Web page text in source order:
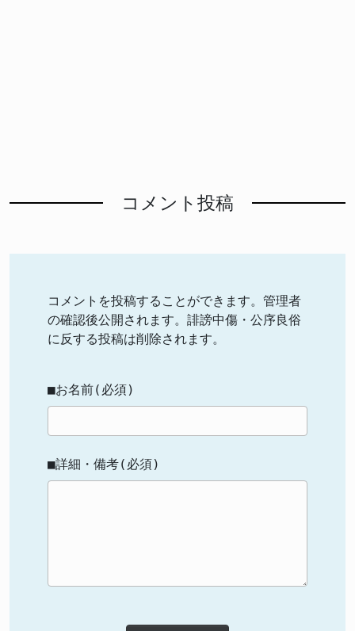
コメント投稿
コメントを投稿することができます。管理者
の確認後公開されます。誹謗中傷・公序良俗
に反する投稿は削除されます。
■お名前(必須)
■詳細・備考(必須)